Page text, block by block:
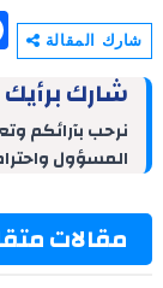
شارك المقالة
k
شارك
نرحب بآرائكم
المسؤول
مقالات